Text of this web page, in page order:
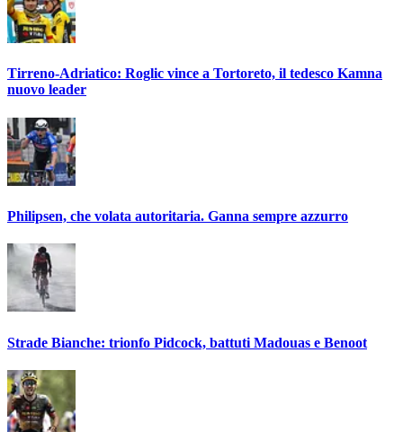
Tirreno-Adriatico: Roglic vince a Tortoreto, il tedesco Kamna
nuovo leader
Philipsen, che volata autoritaria. Ganna sempre azzurro
Strade Bianche: trionfo Pidcock, battuti Madouas e Benoot